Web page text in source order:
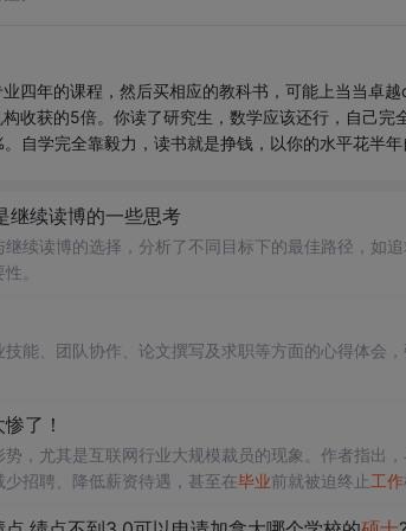
四年的课程，然后买相应的教科书，可能上当当卓
收获的5倍。你读了研究生，数学应该还行，自己完
自学完全靠毅力，读书就是挣钱，以你的水平花半年
继续读博的一些思考
继续读博的选择，分析了不同目标下的最佳路径，如
。
技能、团队协作、论文撰写及求职等方面的心得体会
了！
，尤其是互联网行业大规模裁员的现象。作者指出
招聘、降低薪资待遇，甚至在毕业前就被迫终止工作